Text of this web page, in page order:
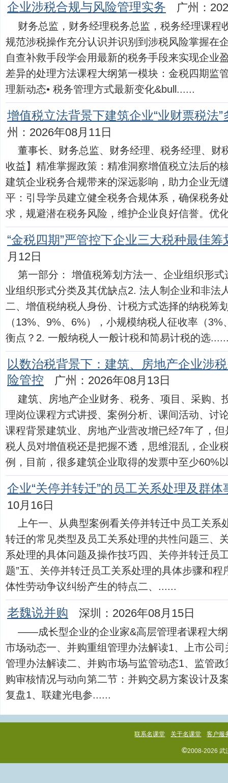
企业涉税合规与风险管理实务 广州：
财务总监，财务经理税务总监，税务经理课程
规范涉税操作充分认识并识别到涉税风险掌握在
自查补救手段学会用最新的税务手段来实现企业
差异的处理方法课程大纲第一模块：金税四期监
理新动态• 税务管理方式最新变化&bull......
增值税立法背景下建筑企业“业财票税法
州：2026年08月11日
董事长、财务总监、财务经理、税务经理、财
收益】精准掌握政策：精准洞察增值税立法后的
建筑企业税务合规带来的深远影响，助力企业无
平：引导学员建立健全税务合规体系，确保税务
求，规避潜在税务风险，维护企业良好信誉。优
“金税四期”严管控下企业三大税种最佳筹
月12日
第一部分： 增值税筹划方法一、企业组织形
业组织形式分类及其优缺点2. 法人制企业和非法
二、增值税纳税人身份、计税方式选择的纳税筹
（13%、9%、6%），小规模纳税人征收率（
衡点？2. 一般纳税人一般计税和简易计税的选
以数治税背景下：建筑、房地产企业涉
险管控
广州：2026年08月13日
建筑、房地产企业财务、税务、项目、采购、
理岗位课程方式讲授、案例分析、课间活动、讨
课程背景建筑业、房地产业营改增已经7年了，
税人员对增值税还是把握不透，思维混乱，企业
例，目前，很多建筑企业取得的发票中至少60%
企业“关停并转迁”的员工关系处理及群体
10月16日
上午一、从典型案例看关停并转迁中员工关
转迁的常见类型及员工关系处理的共性问题三、
系处理的具体问题及操作技巧四、关停并转迁员
题”五、关停并转迁员工关系处理的具体步骤和
体性劳动争议纠纷产生的特点二、......
老魏说并购 深圳：2026年08月15日
——成长型企业的企业家&高层管理者课程大
市场动态一、并购重组管理办法解读1、上市公
管理办法解读二、并购市场与监管动态1、监管
购审核情况与动向第二节：并购交易方案设计及
复盘1、联建光电参......
联系名课堂 关于名课堂 客户服
©2008-2026 武